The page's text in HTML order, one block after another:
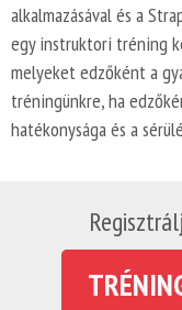
alkalmazásával és a
egy instruktori tréning
melyeket edzőként a
tréningünkre, ha
hatékonysága és a